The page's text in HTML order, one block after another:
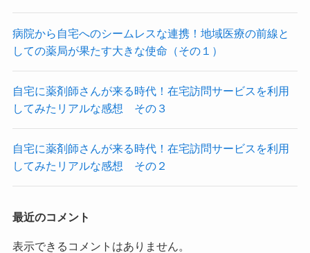
病院から自宅へのシームレスな連携！地域医療の前線と
しての薬局が果たす大きな使命（その１）
自宅に薬剤師さんが来る時代！在宅訪問サービスを利用
してみたリアルな感想 その３
自宅に薬剤師さんが来る時代！在宅訪問サービスを利用
してみたリアルな感想 その２
最近のコメント
表示できるコメントはありません。